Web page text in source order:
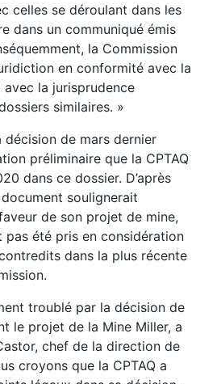
celles se déroulant dans les
dans un communiqué émis
la Commission
en conformité avec la
avec la jurisprudence
similaires. »
décision de mars dernier
préliminaire que la CPTAQ
dans ce dossier. D’après
soulignerait
de son projet de mine,
pas été pris en considération
dans la plus récente
troublé par la décision de
le projet de la Mine Miller, a
chef de la direction de
croyons que la CPTAQ a